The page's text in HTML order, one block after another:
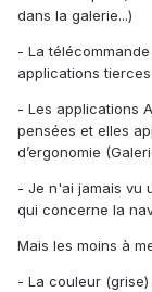
dans la galerie...)
- La
applications
- Les applications
pensées et elles
d’ergonomie
- Je n'ai jamais vu
qui concerne la
Mais les moins à
- La couleur